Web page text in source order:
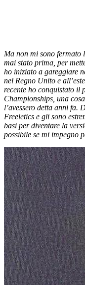
Ma non mi sono fermato
mai stato prima, per
ho iniziato a gareggiare
nel Regno Unito e
recente ho conquistato il
Championships, una
l’avessero detta anni fa.
Freeletics e gli sono
basi per diventare la
possibile se mi impegno